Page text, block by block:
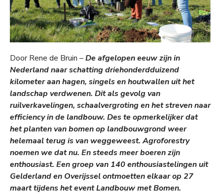
Door Rene de Bruin –De afgelopen eeuw zijn in
Nederland naar schatting driehonderdduizend
kilometer aan hagen, singels en houtwallen uit het
landschap verdwenen. Dit als gevolg van
ruilverkavelingen, schaalvergroting en het streven naar
efficiency in de landbouw. Des te opmerkelijker dat
het planten van bomen op landbouwgrond weer
helemaal terug is van weggeweest. Agroforestry
noemen we dat nu. En steeds meer boeren zijn
enthousiast. Een groep van 140 enthousiastelingen uit
Gelderland en Overijssel ontmoetten elkaar op 27
maart tijdens het eventLandbouw met Bomen.